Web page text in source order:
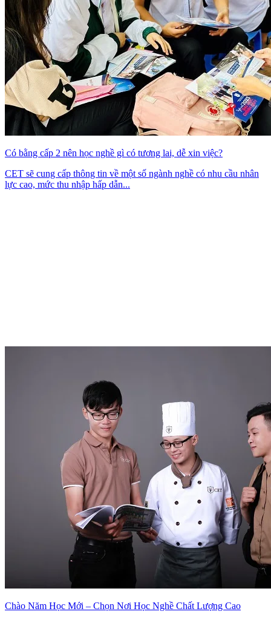
Có bằng cấp 2 nên học nghề gì có tương lai, dễ xin việc?
CET sẽ cung cấp thông tin về một số ngành nghề có nhu cầu nhân
lực cao, mức thu nhập hấp dẫn...
Chào Năm Học Mới – Chọn Nơi Học Nghề Chất Lượng Cao